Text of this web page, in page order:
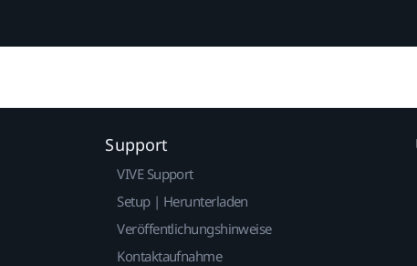
Support
VIVE Support
Setup | Herunterladen
Veröffentlichungshinweise
Kontaktaufnahme